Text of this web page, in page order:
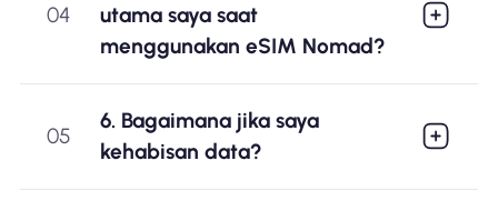
04
utama saya saat
menggunakan eSIM Nomad?
05
6. Bagaimana jika saya
kehabisan data?